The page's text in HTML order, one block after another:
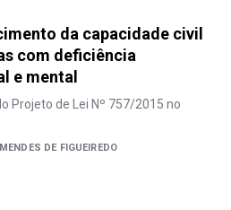
da capacidade civil
com deficiência
e mental
Projeto de Lei Nº 757/2015 no
DE FIGUEIREDO